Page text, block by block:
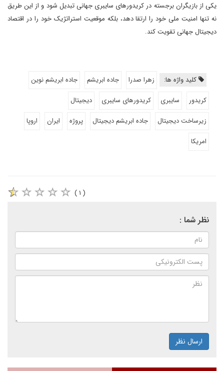
یکی از بازیگران برجسته در کریدورهای سایبری جهانی تبدیل شود و از این طریق
نه تنها امنیت ملی خود را ارتقا دهد، بلکه موقعیت استراتژیک خود را در اقتصاد
دیجیتال جهانی تقویت کند.
کلید واژه ها: زهرا صدرا جاده ابریشم
جاده ابریشم نوین
کریدور
سایبری کریدورهای سایبری
دیجیتال
زیرساخت دیجیتال
جاده ابریشم دیجیتال پروژه ایران
اروپا
امریکا
( ۱ )
نظر شما :
ارسال نظر